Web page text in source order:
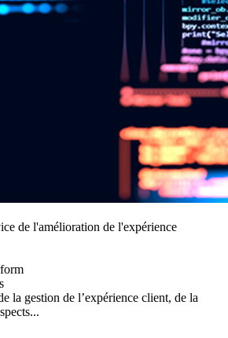
de l'amélioration de l'expérience
la gestion de l’expérience client, de la